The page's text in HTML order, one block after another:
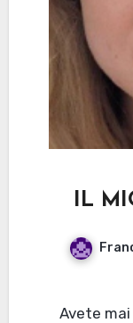
IL
Avete mai provato ad immedesimarvi in